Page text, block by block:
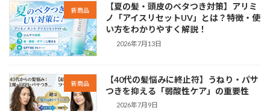
新商品
【夏の髪・頭皮のベタつき対策】アリミ
ノ「アイスリセットUV」とは？特徴・使
い方をわかりやすく解説！
2026年7月13日
新商品
【40代の髪悩みに終止符】うねり・パサ
つきを抑える「弱酸性ケア」の重要性
2026年7月9日